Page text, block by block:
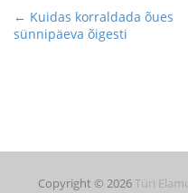
P
o
v
← Kuidas korraldada õues
sünnipäeva õigesti
Copyright © 2026Türi